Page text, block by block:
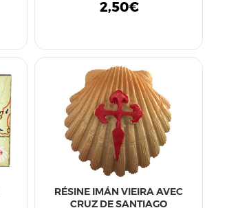
2,50€
RÉSINE IMÁN VIEIRA AVEC
CRUZ DE SANTIAGO